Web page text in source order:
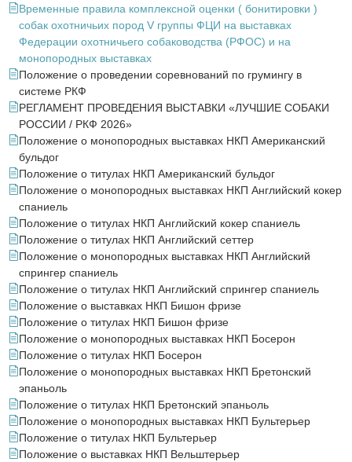
Временные правила комплексной оценки ( бонитировки )
собак охотничьих пород V группы ФЦИ на выставках
Федерации охотничьего собаководства (РФОС) и на
монопородных выставках
Положение о проведении соревнований по грумингу в
системе РКФ
РЕГЛАМЕНТ ПРОВЕДЕНИЯ ВЫСТАВКИ «ЛУЧШИЕ СОБАКИ
РОССИИ / РКФ 2026»
Положение о монопородных выставках НКП Американский
бульдог
Положение о титулах НКП Американский бульдог
Положение о монопородных выставках НКП Английский кокер
спаниель
Положение о титулах НКП Английский кокер спаниель
Положение о титулах НКП Английский сеттер
Положение о монопородных выставках НКП Английский
спрингер спаниель
Положение о титулах НКП Английский спрингер спаниель
Положение о выставках НКП Бишон фризе
Положение о титулах НКП Бишон фризе
Положение о монопородных выставках НКП Босерон
Положение о титулах НКП Босерон
Положение о монопородных выставках НКП Бретонский
эпаньоль
Положение о титулах НКП Бретонский эпаньоль
Положение о монопородных выставках НКП Бультерьер
Положение о титулах НКП Бультерьер
Положение о выставках НКП Вельштерьер